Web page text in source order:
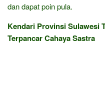
dan dapat poin pula.
Kendari Provinsi Sulawesi
Terpancar Cahaya Sastra